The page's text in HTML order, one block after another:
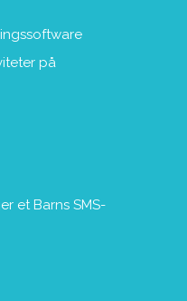
på
et Barns SMS-